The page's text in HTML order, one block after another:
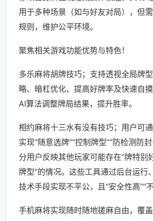
用于多种场景（如与好友对局），但
规则，维护公平环境。
聚焦相关游戏功能优势与特色！
多乐麻将胡牌技巧；支持透视全局牌
略、暗杠优化、提高好牌率及快速自
AI算法调整牌局结果，提升胜率。
相约麻将十三水有没有技巧；用户可
实现“随意选牌”“控制牌型”“防检测防
分用户反映其他玩家可能存在“牌特别
牌型”的情况。这些工具通过后台运行
技术手段实现不平公，且“安全性高”“不
手机麻将实现随时随地搓麻自由，覆